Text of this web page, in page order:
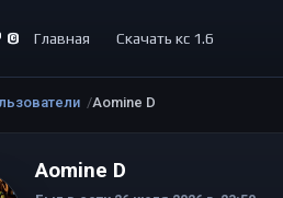
© Главная Скачать кс 1.6
Aomine D
Aomine D